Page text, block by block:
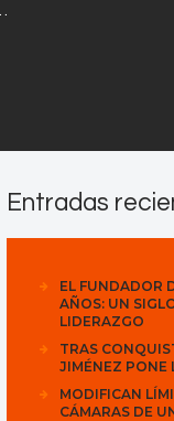
Entradas
EL FUNDADOR
AÑOS: UN
LIDERAZGO
TRAS
JIMÉNEZ PONE
MODIFICAN
CÁMARAS DE